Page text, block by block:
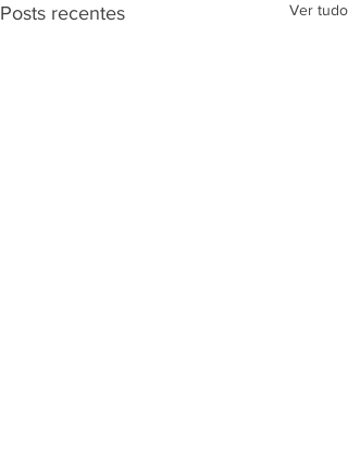
Posts recentes Ver tudo